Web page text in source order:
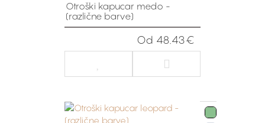
Otroški kapucar medo -
(različne barve)
Od 48.43€